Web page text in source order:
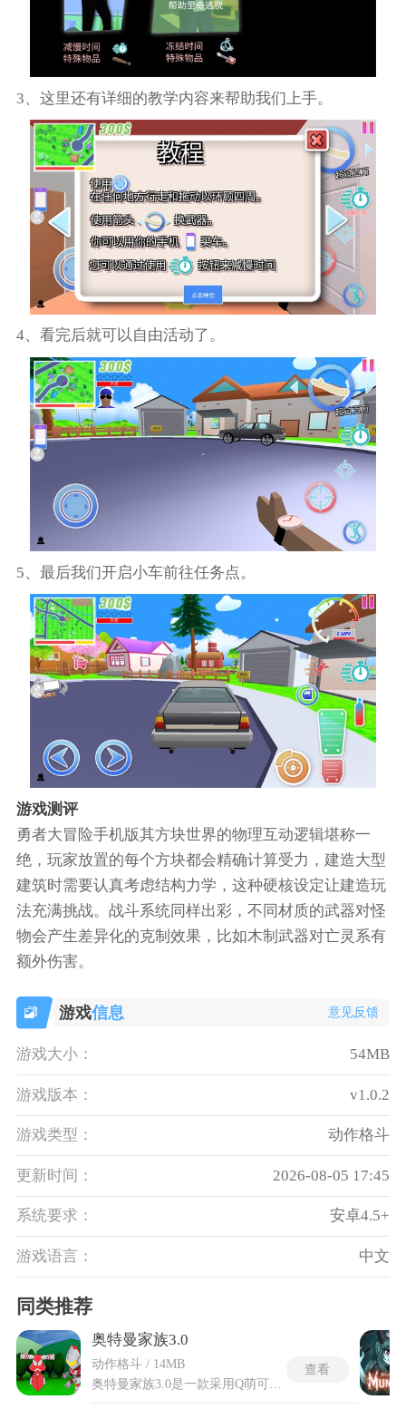
3、这里还有详细的教学内容来帮助我们上手。
4、看完后就可以自由活动了。
5、最后我们开启小车前往任务点。
游戏测评
勇者大冒险手机版其方块世界的物理互动逻辑堪称一
绝，玩家放置的每个方块都会精确计算受力，建造大型
建筑时需要认真考虑结构力学，这种硬核设定让建造玩
法充满挑战。战斗系统同样出彩，不同材质的武器对怪
物会产生差异化的克制效果，比如木制武器对亡灵系有
额外伤害。
游戏信息 意见反馈
游戏大小： 54MB
游戏版本： v1.0.2
游戏类型： 动作格斗
更新时间： 2026-08-05 17:45
系统要求： 安卓4.5+
游戏语言： 中文
同类推荐
奥特曼家族3.0
动作格斗 / 14MB
查看